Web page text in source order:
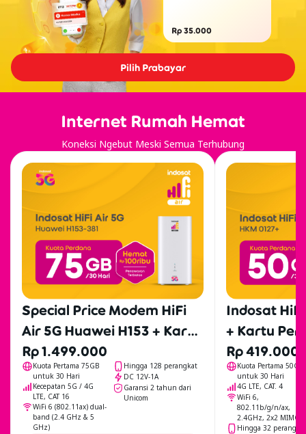
Rp 35.000
Pilih Prabayar
Internet Rumah Hemat
Koneksi Ngebut Meski Semua Terhubung
Special Price Modem HiFi
Air 5G Huawei H153 + Kartu
Perdana 75GB
Rp 1.499.000
Kuota Pertama 75GB
untuk 30 Hari
Kecepatan 5G / 4G
LTE, CAT 16
WiFi 6 (802.11ax) dual-
band (2.4 GHz & 5
GHz)
Hingga 128 perangkat
DC 12V-1A
Garansi 2 tahun dari
Unicom
Indosat
+ Kartu
Hari
Rp 419.000
Kuota Pertama 50GB
untuk 30 Hari
4G LTE, CAT. 4
WiFi 6,
802.11b/g/n/ax,
2.4GHz, 2x2 MIMO
Hingga 32 perangkat